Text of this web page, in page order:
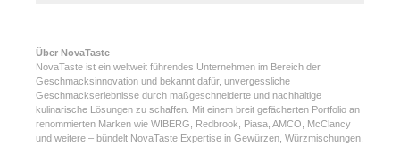
Über NovaTaste
NovaTaste ist ein weltweit führendes Unternehmen im Bereich der
Geschmacksinnovation und bekannt dafür, unvergessliche
Geschmackserlebnisse durch maßgeschneiderte und nachhaltige
kulinarische Lösungen zu schaffen. Mit einem breit gefächerten Portfolio an
renommierten Marken wie WIBERG, Redbrook, Piasa, AMCO, McClancy
und weitere – bündelt NovaTaste Expertise in Gewürzen, Würzmischungen,